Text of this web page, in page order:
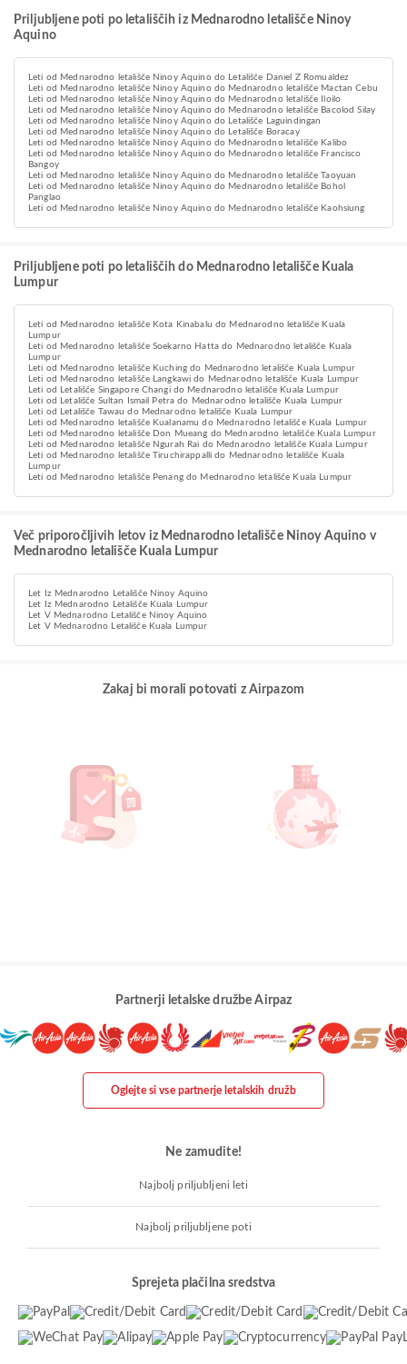
Priljubljene poti po letališčih iz Mednarodno letališče Ninoy
Aquino
Leti od Mednarodno letališče Ninoy Aquino do Letališče Daniel Z Romualdez
Leti od Mednarodno letališče Ninoy Aquino do Mednarodno letališče Mactan Cebu
Leti od Mednarodno letališče Ninoy Aquino do Mednarodno letališče Iloilo
Leti od Mednarodno letališče Ninoy Aquino do Mednarodno letališče Bacolod Silay
Leti od Mednarodno letališče Ninoy Aquino do Letališče Laguindingan
Leti od Mednarodno letališče Ninoy Aquino do Letališče Boracay
Leti od Mednarodno letališče Ninoy Aquino do Mednarodno letališče Kalibo
Leti od Mednarodno letališče Ninoy Aquino do Mednarodno letališče Francisco
Bangoy
Leti od Mednarodno letališče Ninoy Aquino do Mednarodno letališče Taoyuan
Leti od Mednarodno letališče Ninoy Aquino do Mednarodno letališče Bohol
Panglao
Leti od Mednarodno letališče Ninoy Aquino do Mednarodno letališče Kaohsiung
Priljubljene poti po letališčih do Mednarodno letališče Kuala
Lumpur
Leti od Mednarodno letališče Kota Kinabalu do Mednarodno letališče Kuala
Lumpur
Leti od Mednarodno letališče Soekarno Hatta do Mednarodno letališče Kuala
Lumpur
Leti od Mednarodno letališče Kuching do Mednarodno letališče Kuala Lumpur
Leti od Mednarodno letališče Langkawi do Mednarodno letališče Kuala Lumpur
Leti od Letališče Singapore Changi do Mednarodno letališče Kuala Lumpur
Leti od Letališče Sultan Ismail Petra do Mednarodno letališče Kuala Lumpur
Leti od Letališče Tawau do Mednarodno letališče Kuala Lumpur
Leti od Mednarodno letališče Kualanamu do Mednarodno letališče Kuala Lumpur
Leti od Mednarodno letališče Don Mueang do Mednarodno letališče Kuala Lumpur
Leti od Mednarodno letališče Ngurah Rai do Mednarodno letališče Kuala Lumpur
Leti od Mednarodno letališče Tiruchirappalli do Mednarodno letališče Kuala
Lumpur
Leti od Mednarodno letališče Penang do Mednarodno letališče Kuala Lumpur
Več priporočljivih letov iz Mednarodno letališče Ninoy Aquino v
Mednarodno letališče Kuala Lumpur
Let Iz Mednarodno Letališče Ninoy Aquino
Let Iz Mednarodno Letališče Kuala Lumpur
Let V Mednarodno Letališče Ninoy Aquino
Let V Mednarodno Letališče Kuala Lumpur
Zakaj bi morali potovati z Airpazom
Partnerji letalske družbe Airpaz
Oglejte si vse partnerje letalskih družb
Ne zamudite!
Najbolj priljubljeni leti
Najbolj priljubljene poti
Sprejeta plačilna sredstva